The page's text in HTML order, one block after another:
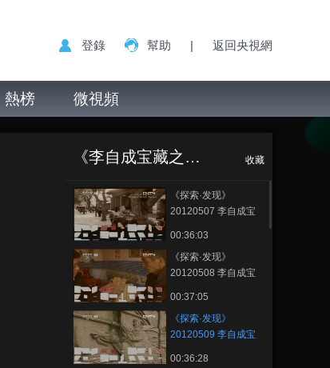
登錄 幫助 | 返回央視網
熱榜 微視頻
《李自成宝藏之谜》 收藏
（三）
《探索·发现》
20120507 李自成宝
00:36:03
《探索·发现》
20120508 李自成宝
00:37:05
《探索·发现》
20120509 李自成宝
00:36:28